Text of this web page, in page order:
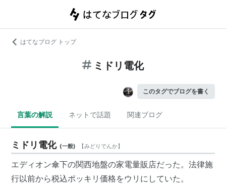
はてなブログ トップ
ミドリ電化
このタグでブログを書く
言葉の解説 ネットで話題 関連ブログ
ミドリ電化 (一般) 【みどりでんか】
エディオン傘下の関西地盤の家電量販店だった。法律施
行以前から税込ポッキリ価格をウリにしていた。